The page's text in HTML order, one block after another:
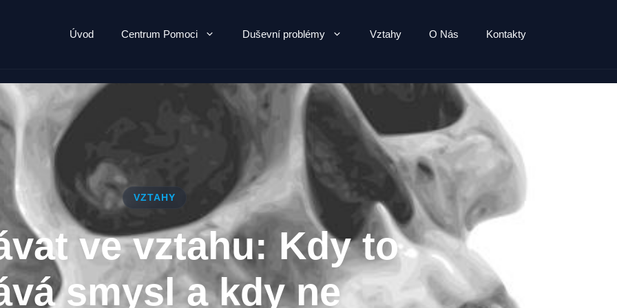
Úvod Centrum Pomoci Duševní problémy Vztahy O Nás Kontakty
VZTAHY
ve vztahu: Kdy to
smysl a kdy ne